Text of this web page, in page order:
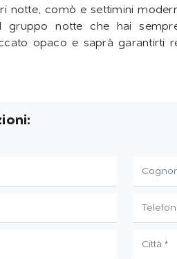
notte, comò e settimini
notte che hai
opaco e saprà garantirti